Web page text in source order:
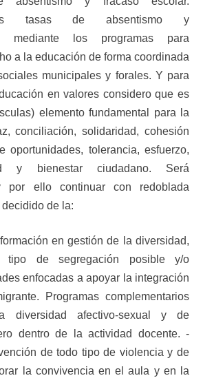
tasas de absentismo y
mediante los programas para
a la educación de forma coordinada
municipales y forales. Y para
en valores considero que es
elemento fundamental para la
conciliación, solidaridad, cohesión
oportunidades, tolerancia, esfuerzo,
y bienestar ciudadano. Será
por ello continuar con redoblada
de la:
en gestión de la diversidad,
tipo de segregación posible y/o
enfocadas a apoyar la integración
Programas complementarios
diversidad afectivo-sexual y de
dentro de la actividad docente. -
de todo tipo de violencia y de
la convivencia en el aula y en la